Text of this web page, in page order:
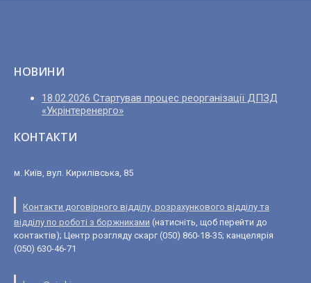
НОВИНИ
18.02.2026 Стартував процес реорганізації ДПЗД
«Укрінтеренерго»
КОНТАКТИ
м. Київ, вул. Кирилівська, 85
Контакти договірного відділу, розрахункового відділу та
відділу по роботі з боржниками (натисніть, щоб перейти до
контактів); Центр розгляду скарг (050) 860-18-35; канцелярія
(050) 630-46-71